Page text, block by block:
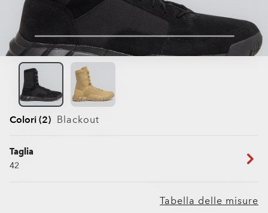
Colori (2) Blackout
Taglia
42
Tabella delle misure